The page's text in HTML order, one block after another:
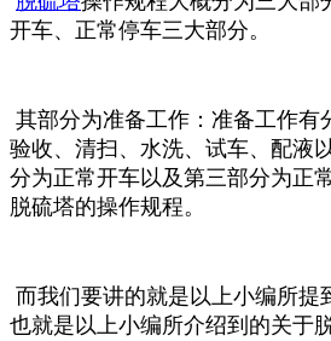
开车、正常停车三大部分。
其部分为准备工作：准备工作有
验收、清扫、水洗、试车、配液
分为正常开车以及第三部分为正
脱硫塔的操作规程。
而我们要讲的就是以上小编所提
也就是以上小编所介绍到的关于